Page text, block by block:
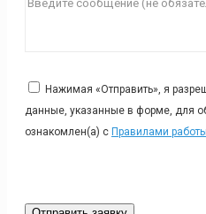
Нажимая «Отправить», я
данные, указанные в форме, для
ознакомлен(а) с Правилами